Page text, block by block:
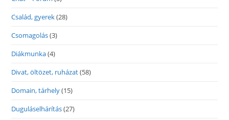
Család, gyerek(28)
Csomagolás(3)
Diákmunka(4)
Divat, öltözet, ruházat(58)
Domain, tárhely(15)
Duguláselhárítás(27)